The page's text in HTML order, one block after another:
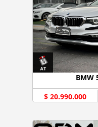
BMW
$ 20.990.000